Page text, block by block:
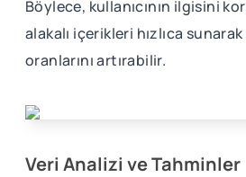
Böylece, kullanıcının ilgisini
alakalı içerikleri hızlıca
oranlarını artırabilir.
Veri Analizi ve Tahminler